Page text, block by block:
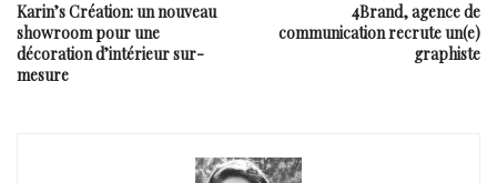
Karin’s Création: un nouveau
showroom pour une
décoration d’intérieur sur-
mesure
4Brand, agence de
communication recrute un(e)
graphiste